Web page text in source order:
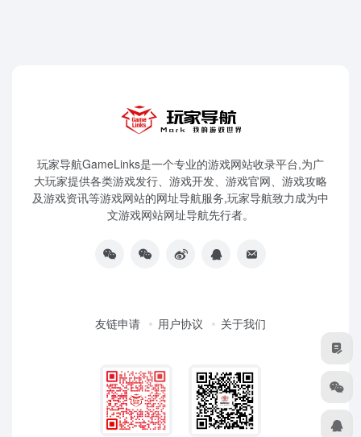
玩家导航GameLinks是一个专业的游戏网站收录平台,为广
大玩家提供各类游戏发行、游戏开发、游戏官网、游戏攻略
及游戏资讯等游戏网站的网址导航服务,玩家导航致力成为中
文游戏网站网址导航先行者。
友链申请 用户协议 关于我们